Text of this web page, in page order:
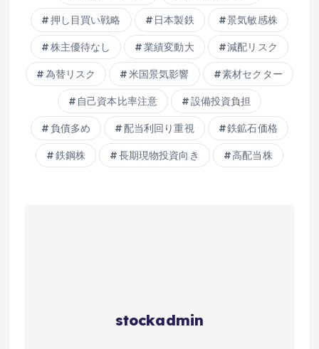
押し目買い戦略 日本製鉄 景気敏感株
株主優待なし 業績変動大 減配リスク
為替リスク 米国景気影響 素材セクター
自己資本比率注意 設備投資負担
負債多め 配当利回り重視 鉄鉱石価格
鉄鋼株 長期現物投資向き 高配当株
stockadmin